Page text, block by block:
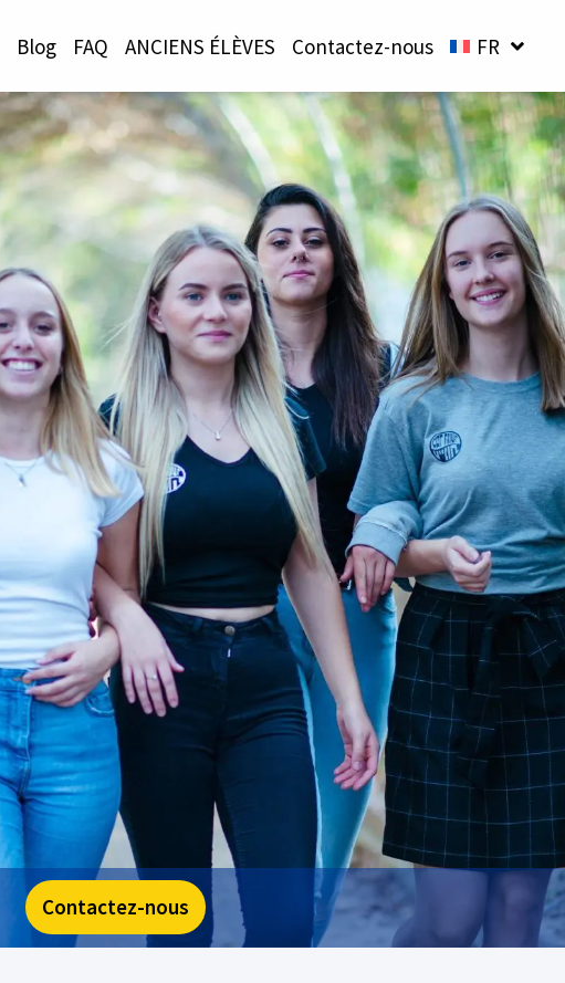
Blog FAQ ANCIENS ÉLÈVES Contactez-nous FR
Contactez-nous